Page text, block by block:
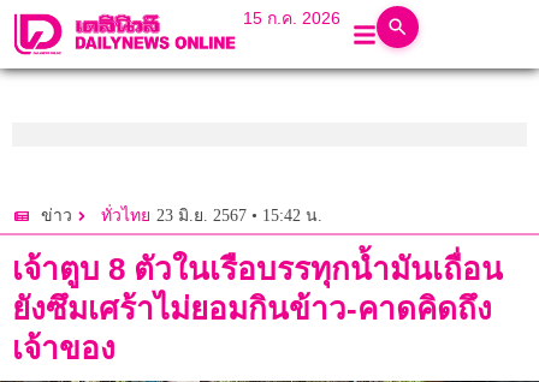
15 ก.ค. 2026
ข่าว ทั่วไทย 23 มิ.ย. 2567 • 15:42 น.
เจ้าตูบ 8 ตัวในเรือบรรทุกนํ้ามันเถื่อน
ยังซึมเศร้าไม่ยอมกินข้าว-คาดคิดถึง
เจ้าของ